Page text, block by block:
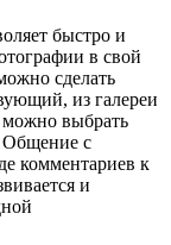
быстро и
в свой
сделать
из галереи
выбрать
Общение с
комментариев к
и